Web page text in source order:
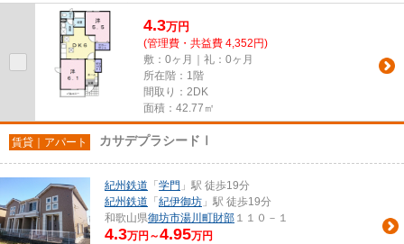
す。転居先に住み心地も良い...
4.3万円
(管理費・共益費 4,352円)
敷：0ヶ月｜礼：0ヶ月
所在階：1階
間取り：2DK
面積：42.77㎡
賃貸｜アパート カサデプラシードⅠ
紀州鉄道 「 学門 」駅 徒歩19分
紀州鉄道 「 紀伊御坊 」駅 徒歩19分
和歌山県御坊市湯川町財部 １１０－１
4.3万円～4.95万円